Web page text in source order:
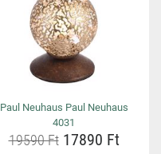
Paul Neuhaus Paul Neuhaus
4031
19590 Ft17890 Ft